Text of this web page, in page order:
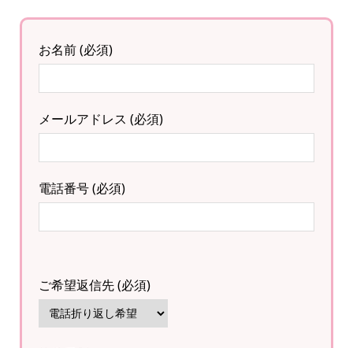
お名前 (必須)
メールアドレス (必須)
電話番号 (必須)
ご希望返信先 (必須)